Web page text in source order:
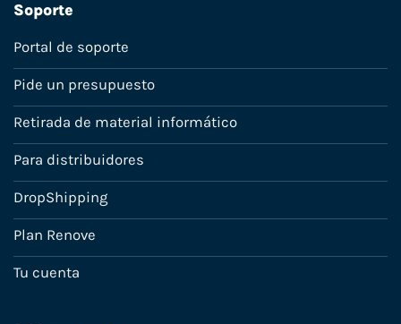
Soporte
Portal de soporte
Pide un presupuesto
Retirada de material informático
Para distribuidores
DropShipping
Plan Renove
Tu cuenta